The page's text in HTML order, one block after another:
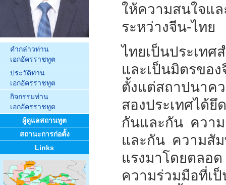
คำกล่าวท่าน
เอกอัครราชทูต
ประวัติท่าน
เอกอัครราชทูต
กิจกรรมท่าน
เอกอัครราชทูต
ผู้ดูแลสถานทูต
สถานะการก่อตั้ง
Links
ให้ความสนใจแ
ระหว่างจีน-ไทย
ไทยเป็นประเทศ
และเป็นมิตรขอ
ตั้งแต่สถาปนาค
สองประเทศได้ยึ
กันและกัน ควา
และกัน ความสั
แรงมาโดยตลอ
ความร่วมมือที่เ